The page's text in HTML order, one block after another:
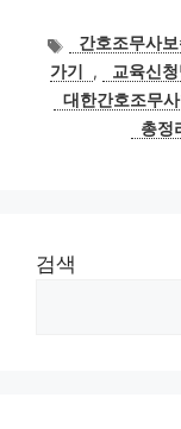
태
그
간호조무사
가기
, 교육신청
대한간호조무사
총정
검색